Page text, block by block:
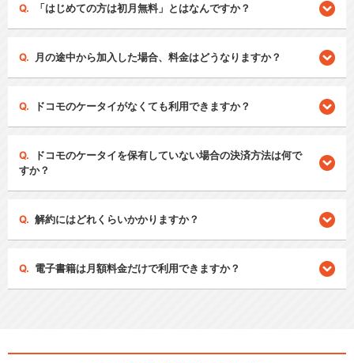
「はじめての方は初月無料」とはなんですか？
月の途中から加入した場合、料金はどうなりますか？
ドコモのケータイがなくても利用できますか？
ドコモのケータイを保有していない場合の決済方法は何で
すか？
解約にはどれくらいかかりますか？
電子書籍は月額料金だけで利用できますか？